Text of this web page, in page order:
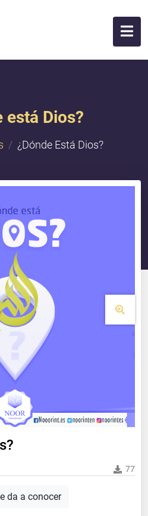
está Dios?
¿Dónde Está Dios?
77
da a conocer